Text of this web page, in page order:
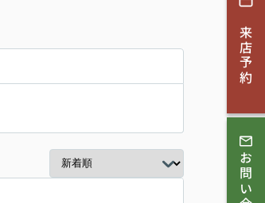
お知らせ
会社概要
スタッフブログ
来店予約